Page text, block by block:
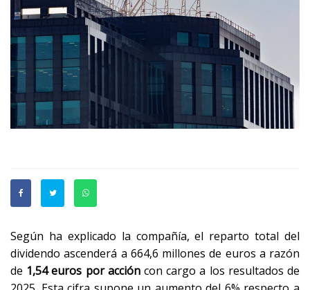
Según ha explicado la compañía, el reparto total del
dividendo ascenderá a 664,6 millones de euros a razón
de 1,54 euros por accióncon cargo a los resultados de